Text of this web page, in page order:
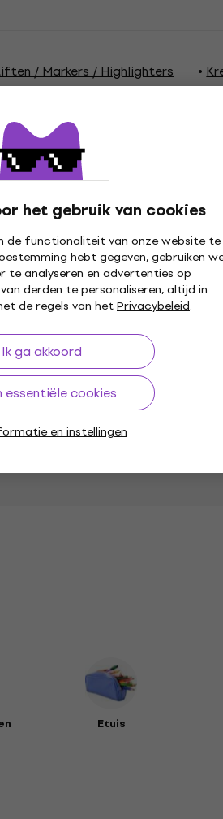
het gebruik van cookies
de functionaliteit van onze website te
hebt gegeven, gebruiken
te analyseren en advertenties op
derden te personaliseren, altijd in
de regels van hetPrivacybeleid.
Ik ga akkoord
essentiële cookies
en instellingen
/ Markers / Highlighters
Serie
Etuis